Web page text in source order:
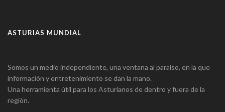
ASTURIAS MUNDIAL
Somos un medio independiente, una ventana al paraíso, en la que
información y entretenimiento se dan la mano.
Una herramienta útil para los Asturianos de dentro y fuera de la
región.